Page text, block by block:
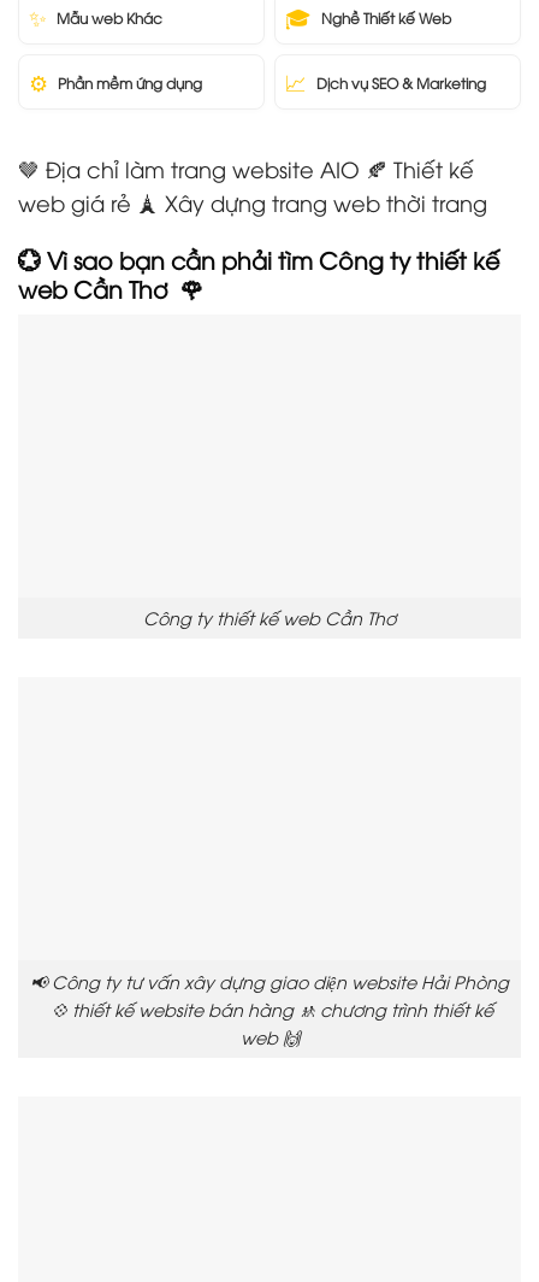
✨ Mẫu web Khác 🎓 Nghề Thiết kế Web
⚙️ Phần mềm ứng dụng 📈 Dịch vụ SEO & Marketing
🤎 Địa chỉ làm trang website AIO 🍂 Thiết kế
web giá rẻ 🗼 Xây dựng trang web thời trang
💮 Vì sao bạn cần phải tìm Công ty thiết kế
web Cần Thơ 🌹
Công ty thiết kế web Cần Thơ
📢 Công ty tư vấn xây dựng giao diện website Hải Phòng
💠 thiết kế website bán hàng 🚸 chương trình thiết kế
web 🙌